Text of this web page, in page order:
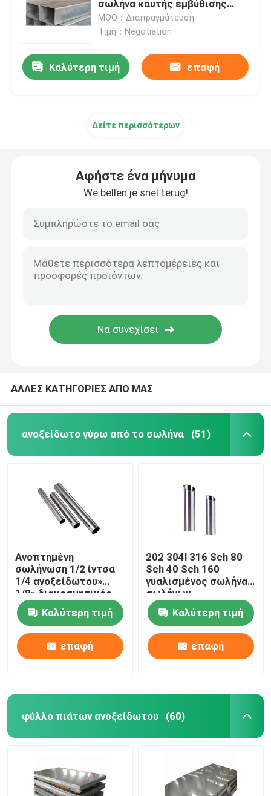
Γαλβανισμένος σωλήνας χάλυβα
Σπείρα χάλυβα PPGI
σωλήνα καυτής εμβύθισης
σωλήνων SS400
MOQ：Διαπραγμάτευση
Τιμή：Negotiation
Καλύτερη τιμή επαφή
Δείτε περισσότερων
Αφήστε ένα μήνυμα
We bellen je snel terug!
ΑΛΛΕΣ ΚΑΤΗΓΟΡΙΕΣ ΑΠΟ ΜΑΣ
ανοξείδωτο γύρω από το σωλήνα (51)
Ανοπτημένη
σωλήνωση 1/2 ίντσα
1/4 ανοξείδωτου»
1/8» διακοσμητικός
κύκλος σωλήνων 201
304 SS 304L
Καλύτερη τιμή
επαφή
202 304l 316 Sch 80
Sch 40 Sch 160
γυαλισμένος σωλήνας
σωλήνων
ανοξείδωτου
Καλύτερη τιμή
επαφή
φύλλο πιάτων ανοξείδωτου (60)